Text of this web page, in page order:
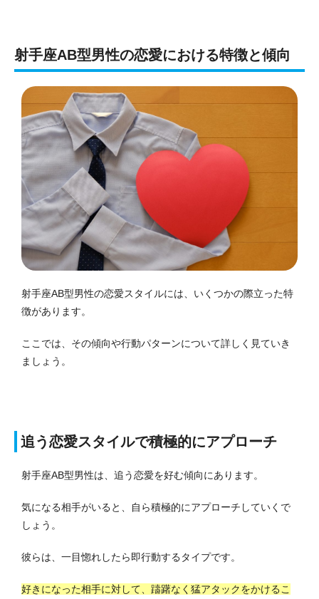
射手座AB型男性の恋愛における特徴と傾向
射手座AB型男性の恋愛スタイルには、いくつかの際立った特
徴があります。
ここでは、その傾向や行動パターンについて詳しく見ていき
ましょう。
追う恋愛スタイルで積極的にアプローチ
射手座AB型男性は、追う恋愛を好む傾向にあります。
気になる相手がいると、自ら積極的にアプローチしていくで
しょう。
彼らは、一目惚れしたら即行動するタイプです。
好きになった相手に対して、躊躇なく猛アタックをかけるこ